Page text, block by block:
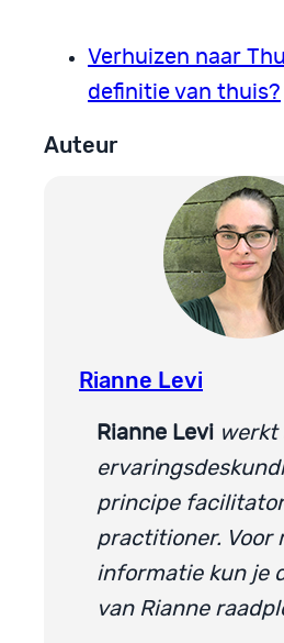
Verhuizen naar
definitie van thuis?
Auteur
Rianne Levi
Rianne Levi werkt
principe facilitator
practitioner. Voor
informatie kun je
van Rianne